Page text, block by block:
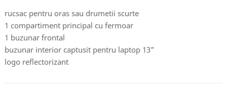
rucsac pentru oras sau drumetii scurte
1 compartiment principal cu fermoar
1 buzunar frontal
buzunar interior captusit pentru laptop 13"
logo reflectorizant